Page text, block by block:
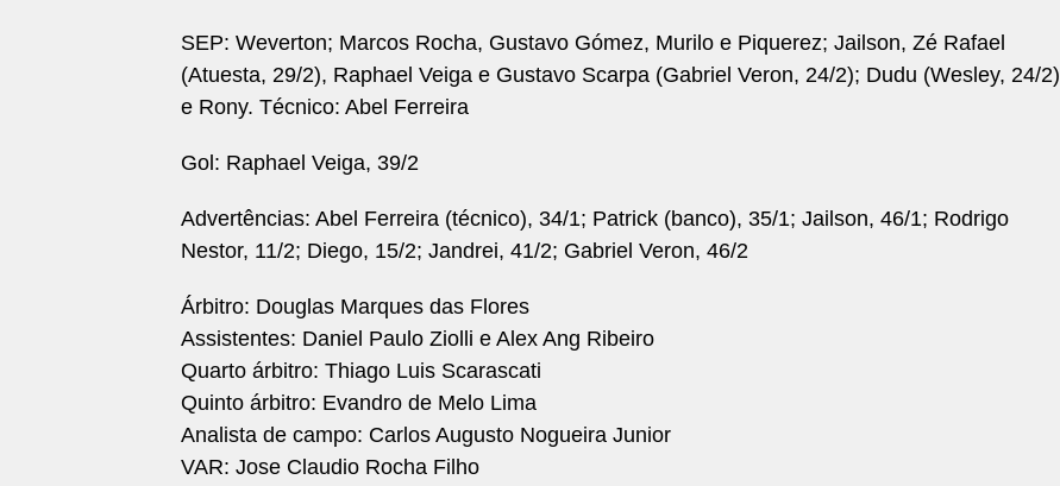
SEP: Weverton; Marcos Rocha, Gustavo Gómez, Murilo e Piquerez; Jailson, Zé Rafael
(Atuesta, 29/2), Raphael Veiga e Gustavo Scarpa (Gabriel Veron, 24/2); Dudu (Wesley, 24/2)
e Rony. Técnico: Abel Ferreira
Gol: Raphael Veiga, 39/2
Advertências: Abel Ferreira (técnico), 34/1; Patrick (banco), 35/1; Jailson, 46/1; Rodrigo
Nestor, 11/2; Diego, 15/2; Jandrei, 41/2; Gabriel Veron, 46/2
Árbitro: Douglas Marques das Flores
Assistentes: Daniel Paulo Ziolli e Alex Ang Ribeiro
Quarto árbitro: Thiago Luis Scarascati
Quinto árbitro: Evandro de Melo Lima
Analista de campo: Carlos Augusto Nogueira Junior
VAR: Jose Claudio Rocha Filho